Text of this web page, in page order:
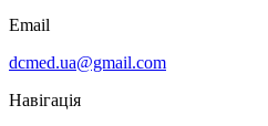
Email
dcmed.ua@gmail.com
Навігація